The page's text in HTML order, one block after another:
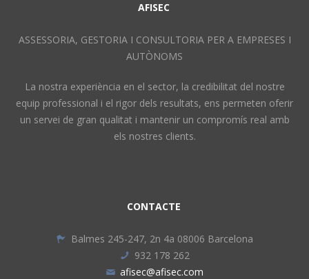
AFISEC
ASSESSORIA, GESTORIA I CONSULTORIA PER A EMPRESES I
AUTÒNOMS
La nostra experiència en el sector, la credibilitat del nostre
equip professional i el rigor dels resultats, ens permeten oferir
un servei de gran qualitat i mantenir un compromís real amb
els nostres clients.
CONTACTE
Balmes 245-247, 2n 4a 08006 Barcelona
932 178 262
afisec@afisec.com